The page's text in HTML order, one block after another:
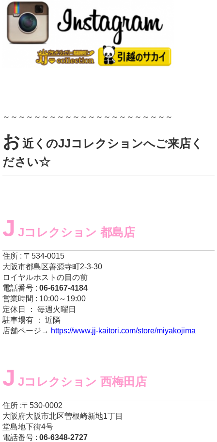
～～～～～～～～～～～～～～～～～～～～～～
お近くのJJコレクションへご来店く
ださい☆
J Jコレクション 都島店
住所 : 〒534-0015
大阪市都島区善源寺町2-3-30
ロイヤルホストの目の前
電話番号 : 06-6167-4184
営業時間 : 10:00～19:00
定休日 ： 毎週火曜日
駐車場有 ： 近隣
店舗ページ→ https://www.jj-kaitori.com/store/miyakojima
J Jコレクション 西梅田店
住所 :〒530-0002
大阪府大阪市北区曽根崎新地1丁目
堂島地下街4号
電話番号 : 06-6348-2727